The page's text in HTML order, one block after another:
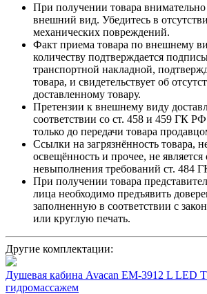
При получении товара внимательно
внешний вид. Убедитесь в
механических повреждений.
Факт приема товара по внешнему
количеству подтверждается
транспортной накладной,
товара, и свидетельствует об
доставленному товару.
Претензии к внешнему виду
соответствии со ст. 458 и 459 ГК
только до передачи товара
Ссылки на загрязнённость товара,
освещённость и прочее, не
невыполнения требований ст. 484
При получении товара
лица необходимо предъявить
заполненную в соответствии с
или круглую печать.
Другие комплектации:
Душевая кабина Avacan EM-3912 L LED T
гидромассажем